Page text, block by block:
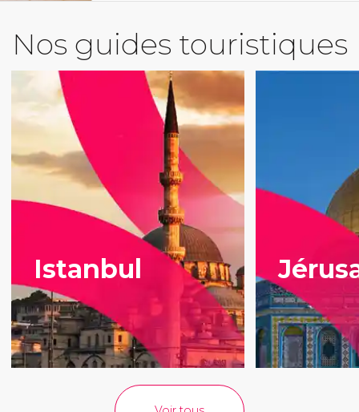
Nos guides touristiques
Istanbul